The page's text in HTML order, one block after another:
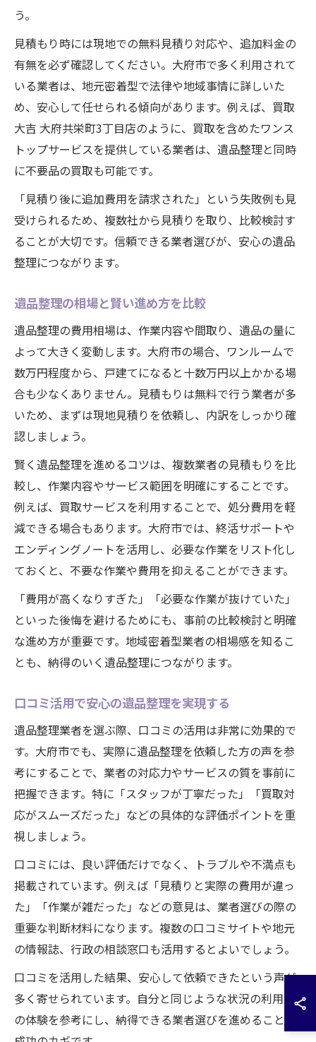
う。
見積もり時には現地での無料見積り対応や、追加料金の
有無を必ず確認してください。大府市で多く利用されて
いる業者は、地元密着型で法律や地域事情に詳しいた
め、安心して任せられる傾向があります。例えば、買取
大吉 大府共栄町3丁目店のように、買取を含めたワンス
トップサービスを提供している業者は、遺品整理と同時
に不要品の買取も可能です。
「見積り後に追加費用を請求された」という失敗例も見
受けられるため、複数社から見積りを取り、比較検討す
ることが大切です。信頼できる業者選びが、安心の遺品
整理につながります。
遺品整理の相場と賢い進め方を比較
遺品整理の費用相場は、作業内容や間取り、遺品の量に
よって大きく変動します。大府市の場合、ワンルームで
数万円程度から、戸建てになると十数万円以上かかる場
合も少なくありません。見積もりは無料で行う業者が多
いため、まずは現地見積りを依頼し、内訳をしっかり確
認しましょう。
賢く遺品整理を進めるコツは、複数業者の見積もりを比
較し、作業内容やサービス範囲を明確にすることです。
例えば、買取サービスを利用することで、処分費用を軽
減できる場合もあります。大府市では、終活サポートや
エンディングノートを活用し、必要な作業をリスト化し
ておくと、不要な作業や費用を抑えることができます。
「費用が高くなりすぎた」「必要な作業が抜けていた」
といった後悔を避けるためにも、事前の比較検討と明確
な進め方が重要です。地域密着型業者の相場感を知るこ
とも、納得のいく遺品整理につながります。
口コミ活用で安心の遺品整理を実現する
遺品整理業者を選ぶ際、口コミの活用は非常に効果的で
す。大府市でも、実際に遺品整理を依頼した方の声を参
考にすることで、業者の対応力やサービスの質を事前に
把握できます。特に「スタッフが丁寧だった」「買取対
応がスムーズだった」などの具体的な評価ポイントを重
視しましょう。
口コミには、良い評価だけでなく、トラブルや不満点も
掲載されています。例えば「見積りと実際の費用が違っ
た」「作業が雑だった」などの意見は、業者選びの際の
重要な判断材料になります。複数の口コミサイトや地元
の情報誌、行政の相談窓口も活用するとよいでしょう。
口コミを活用した結果、安心して依頼できたという声が
多く寄せられています。自分と同じような状況の利用者
の体験を参考にし、納得できる業者選びを進めることが